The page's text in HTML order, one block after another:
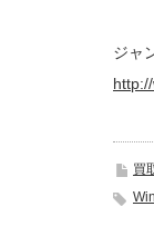
ジャ
買